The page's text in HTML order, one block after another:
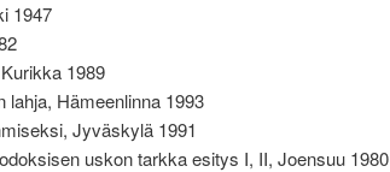
1947
1989
lahja, Hämeenlinna 1993
Jyväskylä 1991
uskon tarkka esitys I, II, Joensuu 1980